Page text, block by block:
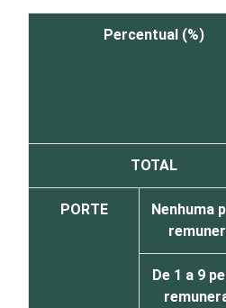
Percentual (%)
TOTAL
PORTE
Nenhuma
De 1 a 9